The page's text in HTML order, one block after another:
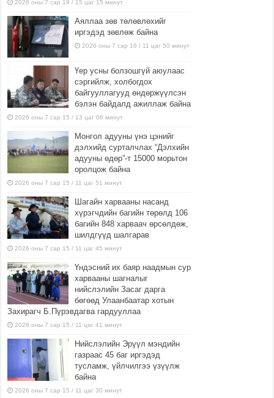
2026 оны 7 сар 19 / 15 цаг 15 минут
Аяллаа зөв төлөвлөхийг
иргэдэд зөвлөж байна
2026 оны 7 сар 16 / 11 цаг 50 минут
Үер усны болзошгүй аюулаас
сэргийлж, холбогдох
байгууллагууд өндөржүүлсэн
бэлэн байдалд ажиллаж байна
2026 оны 7 сар 15 / 13 цаг 06 минут
Монгол адууны үнэ цэнийг
дэлхийд сурталчлах “Дэлхийн
адууны өдөр”-т 15000 морьтон
оролцож байна
2026 оны 7 сар 15 / 11 цаг 51 минут
Шагайн харвааны насанд
хүрэгчдийн багийн төрөлд 106
багийн 848 харваач өрсөлдөж,
шилдгүүд шалгарав
2026 оны 7 сар 15 / 11 цаг 45 минут
Үндэсний их баяр наадмын сур
харвааны шагналыг
нийслэлийн Засаг дарга
бөгөөд Улаанбаатар хотын
Захирагч Б.Пүрэвдагва гардууллаа
2026 оны 7 сар 15 / 11 цаг 41 минут
Нийслэлийн Эрүүл мэндийн
газраас 45 баг иргэдэд
тусламж, үйлчилгээ үзүүлж
байна
2026 оны 7 сар 15 / 11 цаг 30 минут